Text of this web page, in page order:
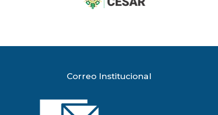
Correo Institucional